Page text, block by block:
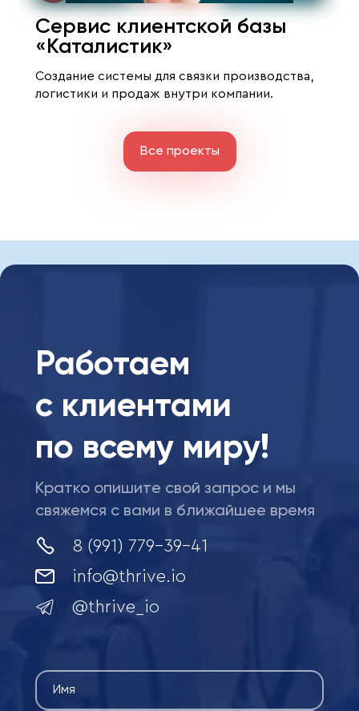
Все проекты
Сервис клиентской базы
«Каталистик»
Создание системы для связки производства,
логистики и продаж внутри компании.
Работаем
с клиентами
по всему миру!
Кратко опишите свой запрос и мы
свяжемся с вами в ближайшее время
8 (991) 779-39-41
info@thrive.io
@thrive_io